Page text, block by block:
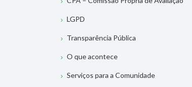
LGPD
Transparência Pública
O que acontece
Serviços para a Comunidade